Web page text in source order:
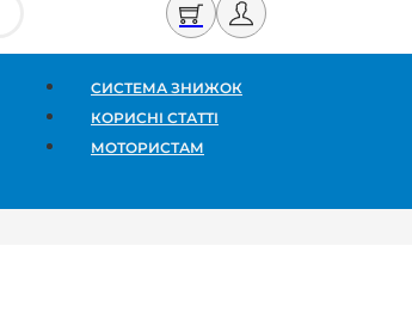
СИСТЕМА ЗНИЖОК
КОРИСНІ СТАТТІ
МОТОРИСТАМ